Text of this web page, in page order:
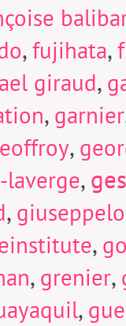
,fujihata,
giraud,
, garnier
,
,
,
,
, grenier,
,